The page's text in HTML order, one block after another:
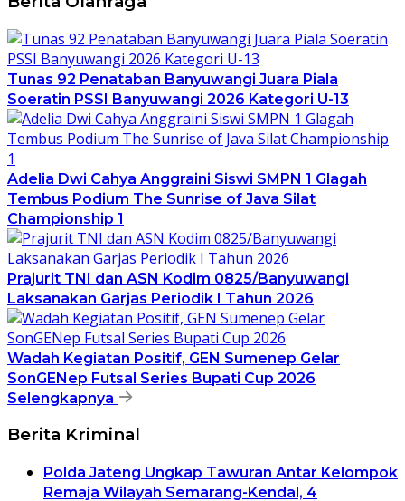
Tunas 92 Penataban Banyuwangi Juara Piala
Soeratin PSSI Banyuwangi 2026 Kategori U-13
Adelia Dwi Cahya Anggraini Siswi SMPN 1 Glagah
Tembus Podium The Sunrise of Java Silat
Championship 1
Prajurit TNI dan ASN Kodim 0825/Banyuwangi
Laksanakan Garjas Periodik I Tahun 2026
Wadah Kegiatan Positif, GEN Sumenep Gelar
SonGENep Futsal Series Bupati Cup 2026
Selengkapnya
Berita Kriminal
Polda Jateng Ungkap Tawuran Antar Kelompok
Remaja Wilayah Semarang-Kendal, 4